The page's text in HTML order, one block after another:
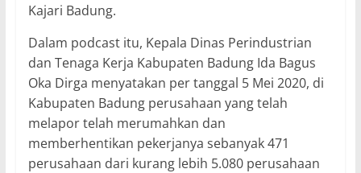
Kajari Badung.
Dalam podcast itu, Kepala Dinas Perindustrian
dan Tenaga Kerja Kabupaten Badung Ida Bagus
Oka Dirga menyatakan per tanggal 5 Mei 2020, di
Kabupaten Badung perusahaan yang telah
melapor telah merumahkan dan
memberhentikan pekerjanya sebanyak 471
perusahaan dari kurang lebih 5.080 perusahaan